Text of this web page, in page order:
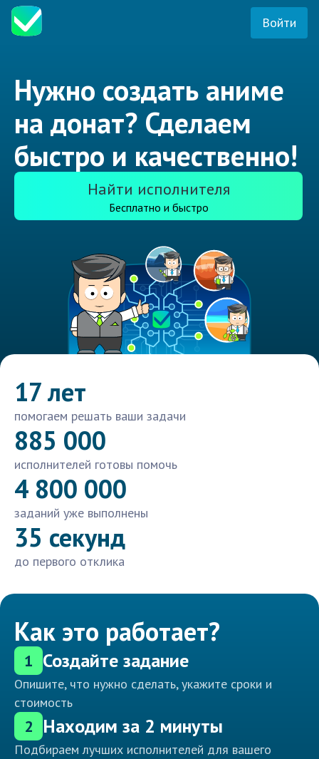
Войти
Нужно создать аниме
на донат? Сделаем
быстро и качественно!
Найти исполнителя
Бесплатно и быстро
17 лет
помогаем решать ваши задачи
885 000
исполнителей готовы помочь
4 800 000
заданий уже выполнены
35 секунд
до первого отклика
Как это работает?
1 Создайте задание
Опишите, что нужно сделать, укажите сроки и
стоимость
2 Находим за 2 минуты
Подбираем лучших исполнителей для вашего